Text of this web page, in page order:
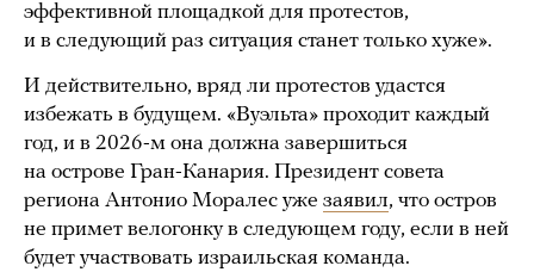
эффективной площадкой для протестов,
и в следующий раз ситуация станет только хуже».
И действительно, вряд ли протестов удастся
избежать в будущем. «Вуэльта» проходит каждый
год, и в 2026-м она должна завершиться
на острове Гран-Канария. Президент совета
региона Антонио Моралес уже заявил, что остров
не примет велогонку в следующем году, если в ней
будет участвовать израильская команда.